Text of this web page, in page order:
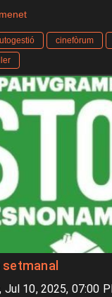
cinefòrum
Jul 10, 2025, 07:00